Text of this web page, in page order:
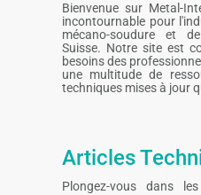
Bienvenue sur Metal-
incontournable pour
mécano-soudure et
Suisse. Notre site est
besoins des
une multitude de
techniques mises à jour
Articles
Plongez-vous dans